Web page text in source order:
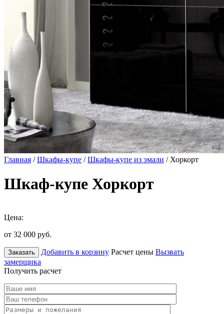
Главная /Шкафы-купе /Шкафы-купе из эмали / Хоркорт
Шкаф-купе Хоркорт
Цена:
от 32 000 руб.
Заказать Добавить в корзину Расчет цены Вызвать
замерщика
Получить расчет